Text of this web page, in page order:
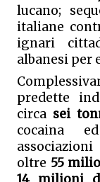
lucano;
italiane
ignari
albanesi per
predette
circa sei
cocaina
oltre 55